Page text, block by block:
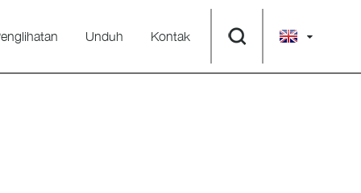
Unduh Kontak